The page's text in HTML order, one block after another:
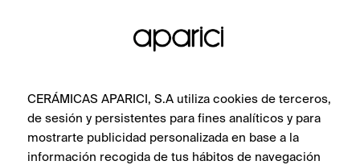
CERÁMICAS APARICI, S.A utiliza cookies de terceros,
de sesión y persistentes para fines analíticos y para
mostrarte publicidad personalizada en base a la
información recogida de tus hábitos de navegación